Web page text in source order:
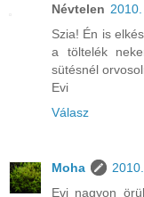
Névtelen
Szia! Én is
a töltelék
sütésnél
Evi
Válasz
Moha
Evi nagyon